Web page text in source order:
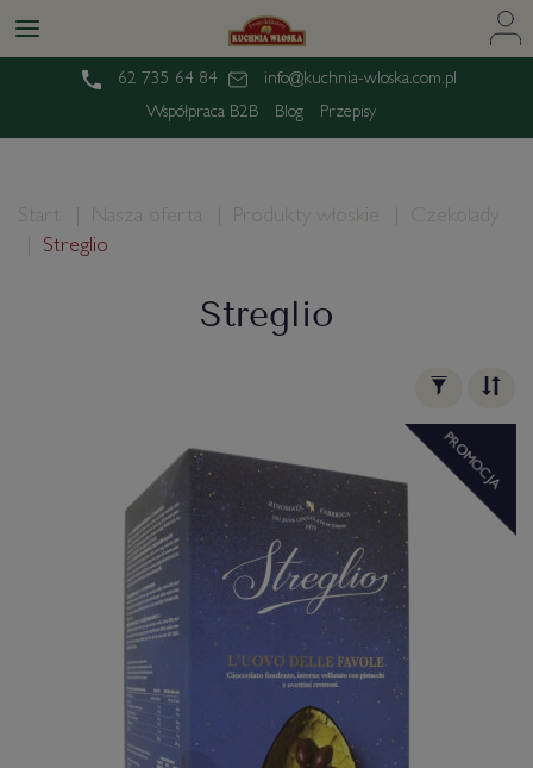
62 735 64 84
info@kuchnia-wloska.com.pl
Współpraca B2B
Blog Przepisy
Start Nasza oferta Produkty włoskie
Czekolady
Streglio
Streglio